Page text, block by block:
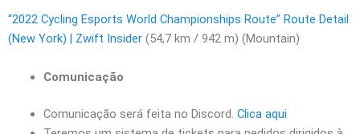
“2022 Cycling Esports World Championships Route” Route Detail
(New York) | Zwift Insider (54,7 km / 942 m) (Mountain)
Comunicação
Comunicação será feita no Discord. Clica aqui